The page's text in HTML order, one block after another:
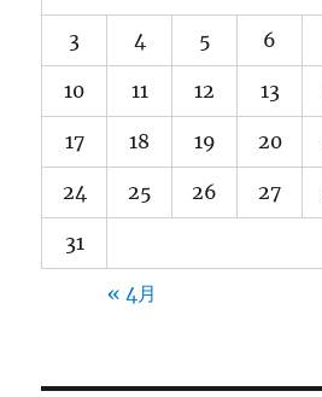
3 4 5 6
10 11 12 13
17 18 19 20
24 25 26 27
31
« 4月